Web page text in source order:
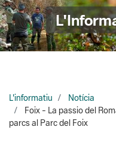
L'informatiu
Notícia
Foix - La passio del
FoixSerà el diumenge